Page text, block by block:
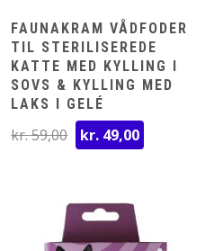
FAUNAKRAM VÅDFODER
TIL STERILISEREDE
KATTE MED KYLLING I
SOVS & KYLLING MED
LAKS I GELÉ
kr.59,00 Den
oprindelige
kr. 59,00.
kr. 49,00